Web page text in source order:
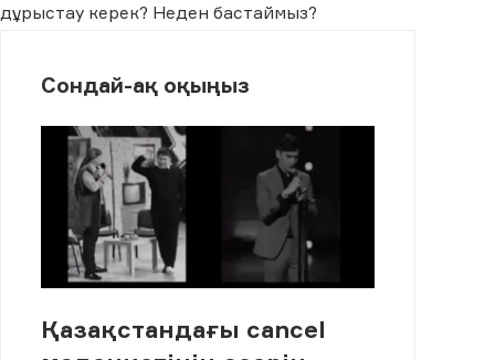
дұрыстау керек? Неден бастаймыз?
Сондай-ақ оқыңыз
Қазақстандағы cancel